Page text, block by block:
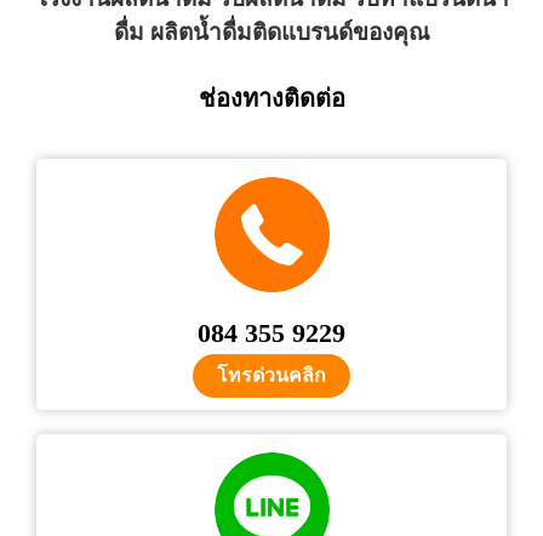
ดื่ม ผลิตน้ำดื่มติดแบรนด์ของคุณ
ช่องทางติดต่อ
084 355 9229
โทรด่วนคลิก